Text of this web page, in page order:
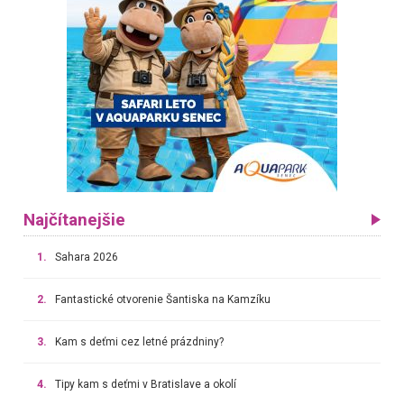
Najčítanejšie
1. Sahara 2026
2. Fantastické otvorenie Šantiska na Kamzíku
3. Kam s deťmi cez letné prázdniny?
4. Tipy kam s deťmi v Bratislave a okolí